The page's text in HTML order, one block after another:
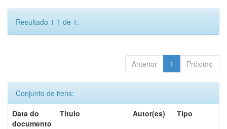
Resultado 1-1 de 1.
Anterior 1 Próximo
Conjunto de itens:
Data do
documento
Título Autor(es) Tipo